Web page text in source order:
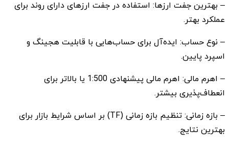
– بهترین جفت ارزها: استفاده در جفت ارزهای دارای روند برای
عملکرد بهتر.
– نوع حساب: ایده‌آل برای حساب‌هایی با قابلیت هجینگ و
اسپرد پایین.
– اهرم مالی: اهرم مالی پیشنهادی 1:500 یا بالاتر برای
انعطاف‌پذیری بیشتر.
– بازه زمانی: تنظیم بازه زمانی (TF) بر اساس شرایط بازار برای
بهترین نتایج.